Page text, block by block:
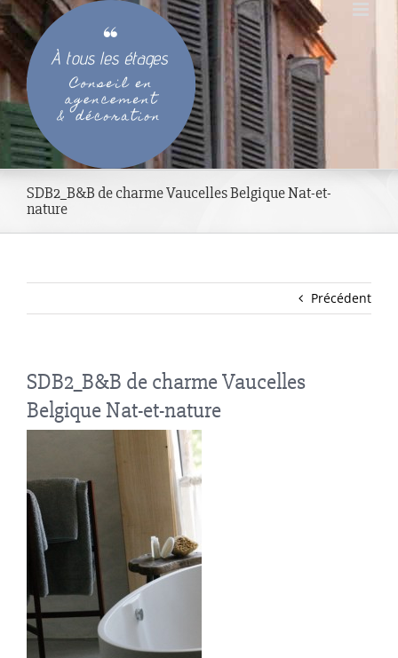
Passer
au
contenu
SDB2_B&B de charme Vaucelles Belgique Nat-et-
nature
Précédent
SDB2_B&B de charme Vaucelles
Belgique Nat-et-nature